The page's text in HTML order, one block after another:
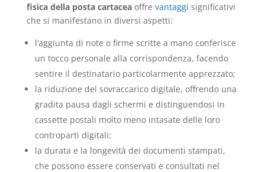
fisica della posta cartaceaoffre vantaggi significativi
che si manifestano in diversi aspetti:
l’aggiunta di note o firme scritte a mano conferisce
un tocco personale alla corrispondenza, facendo
sentire il destinatario particolarmente apprezzato;
la riduzione del sovraccarico digitale, offrendo una
gradita pausa dagli schermi e distinguendosi in
cassette postali molto meno intasate delle loro
controparti digitali;
la durata e la longevità dei documenti stampati,
che possono essere conservati e consultati nel